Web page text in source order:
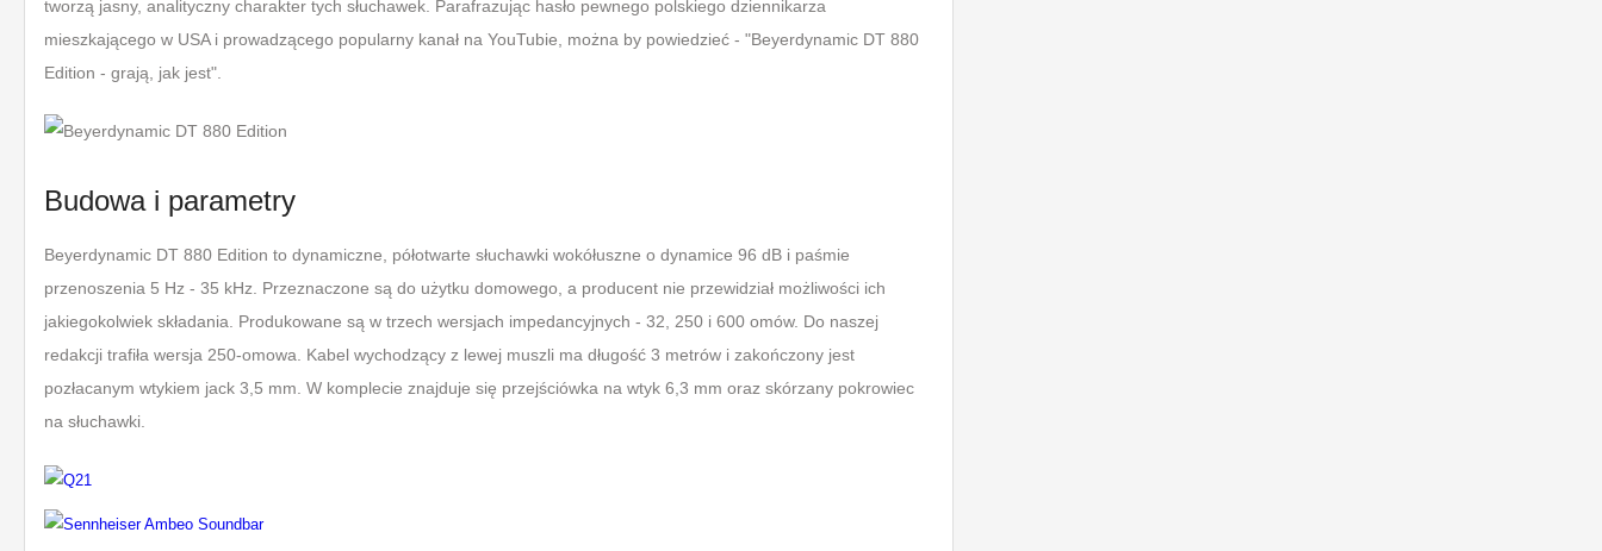
tworzą jasny, analityczny charakter tych słuchawek. Parafrazując hasło pewnego polskiego dziennikarza
mieszkającego w USA i prowadzącego popularny kanał na YouTubie, można by powiedzieć - "Beyerdynamic DT 880
Edition - grają, jak jest".
Budowa i parametry
Beyerdynamic DT 880 Edition to dynamiczne, półotwarte słuchawki wokółuszne o dynamice 96 dB i paśmie
przenoszenia 5 Hz - 35 kHz. Przeznaczone są do użytku domowego, a producent nie przewidział możliwości ich
jakiegokolwiek składania. Produkowane są w trzech wersjach impedancyjnych - 32, 250 i 600 omów. Do naszej
redakcji trafiła wersja 250-omowa. Kabel wychodzący z lewej muszli ma długość 3 metrów i zakończony jest
pozłacanym wtykiem jack 3,5 mm. W komplecie znajduje się przejściówka na wtyk 6,3 mm oraz skórzany pokrowiec
na słuchawki.